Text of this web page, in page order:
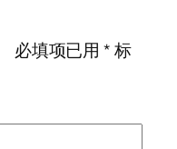
必填项已用*标